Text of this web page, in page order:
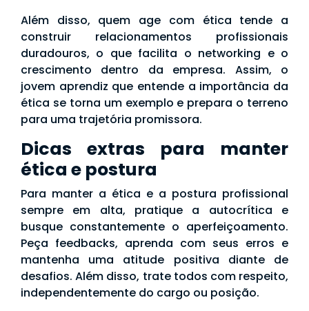
Além disso, quem age com ética tende a
construir relacionamentos profissionais
duradouros, o que facilita o networking e o
crescimento dentro da empresa. Assim, o
jovem aprendiz que entende a importância da
ética se torna um exemplo e prepara o terreno
para uma trajetória promissora.
Dicas extras para manter
ética e postura
Para manter a ética e a postura profissional
sempre em alta, pratique a autocrítica e
busque constantemente o aperfeiçoamento.
Peça feedbacks, aprenda com seus erros e
mantenha uma atitude positiva diante de
desafios. Além disso, trate todos com respeito,
independentemente do cargo ou posição.